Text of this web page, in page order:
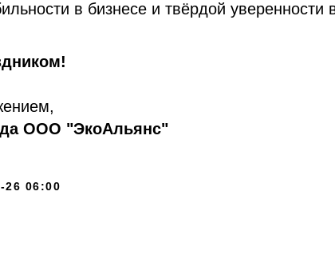
в бизнесе и твёрдой уверенности
ООО "ЭкоАльянс"
26 06:00